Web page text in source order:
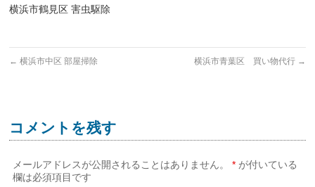
横浜市鶴見区 害虫駆除
← 横浜市中区 部屋掃除 横浜市青葉区 買い物代行 →
コメントを残す
メールアドレスが公開されることはありません。 * が付いている
欄は必須項目です